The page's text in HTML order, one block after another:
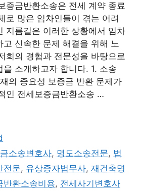
증금반환소송은 전세 계약 종료
로 많은 임차인들이 겪는 어려
지름길은 이러한 상황에서 임차
고 신속한 문제 해결을 위해 노
희의 경험과 전문성을 바탕으로
소개하고자 합니다. 1. 소송
의 중요성 보증금 반환 문제가
인 전세보증금반환소송 …
소송변호사, 명도소송전문, 법
전문, 유상증자법무사, 재건축명
반환소송비용, 전세사기변호사